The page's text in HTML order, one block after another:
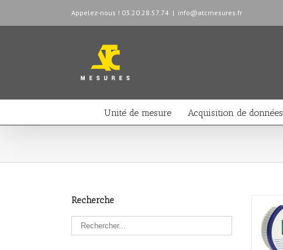
Appelez-nous ! 03.20.28.57.74 | info@atcmesures.fr
Unité de mesure Acquisition de données
Recherche